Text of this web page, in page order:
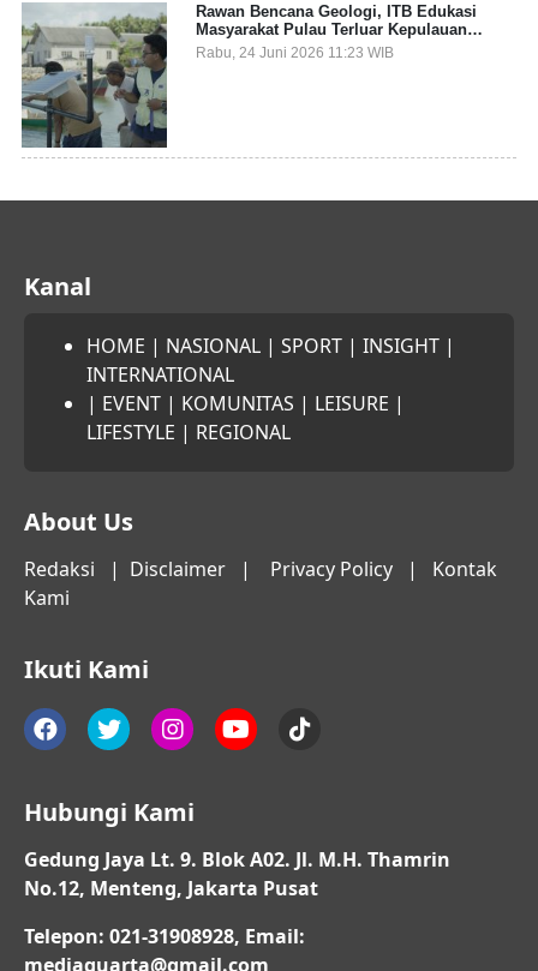
Rawan Bencana Geologi, ITB Edukasi
Masyarakat Pulau Terluar Kepulauan
Selayar Terkait Mitigasi Berbasis Kawasan
Pesisir
Rabu, 24 Juni 2026 11:23 WIB
Kanal
HOME | NASIONAL | SPORT | INSIGHT |
INTERNATIONAL
| EVENT | KOMUNITAS | LEISURE |
LIFESTYLE | REGIONAL
About Us
Redaksi | Disclaimer | Privacy Policy | Kontak
Kami
Ikuti Kami
Hubungi Kami
Gedung Jaya Lt. 9. Blok A02. Jl. M.H. Thamrin
No.12, Menteng, Jakarta Pusat
Telepon: 021-31908928, Email:
mediaquarta@gmail.com